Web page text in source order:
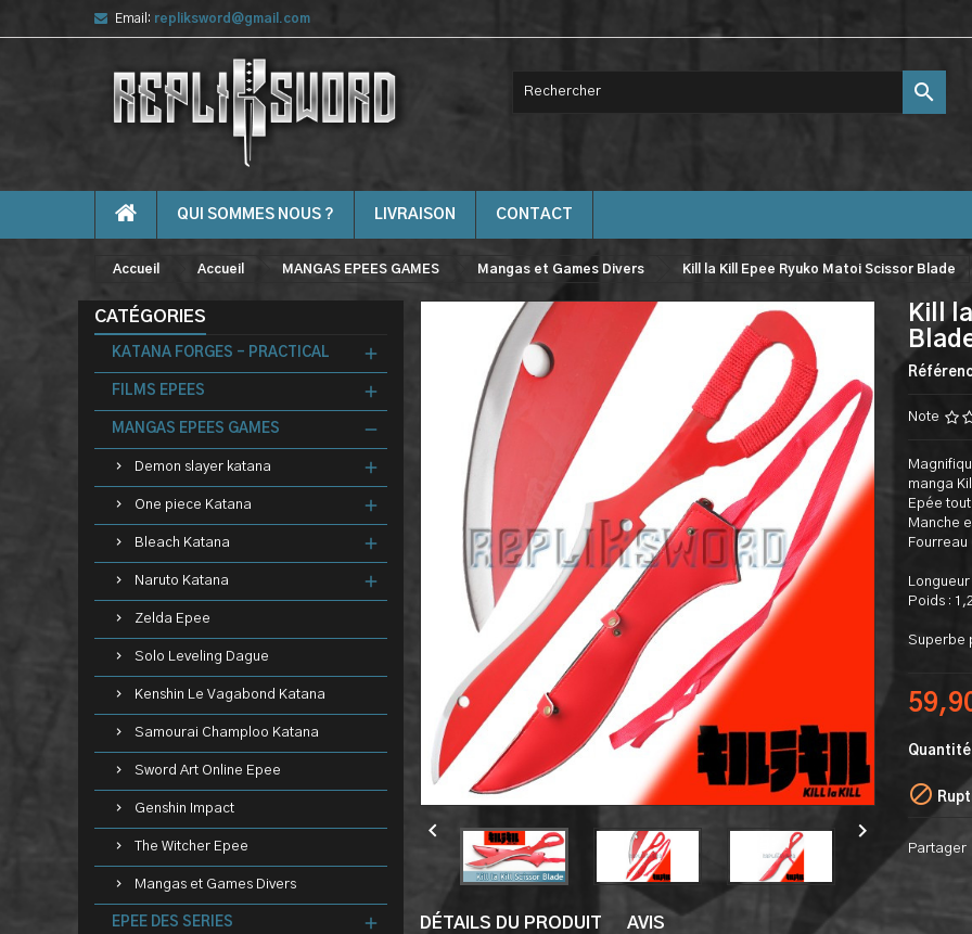
Email: repliksword@gmail.com

QUI SOMMES NOUS ? LIVRAISON CONTACT
Accueil Accueil MANGAS EPEES GAMES Mangas et Games Divers Kill la Kill Epee Ryuko Matoi Scissor Blade
CATÉGORIES
KATANA FORGES - PRACTICAL
FILMS EPEES
MANGAS EPEES GAMES
Demon slayer katana
One piece Katana
Bleach Katana
Naruto Katana
Zelda Epee
Solo Leveling Dague
Kenshin Le Vagabond Katana
Samourai Champloo Katana
Sword Art Online Epee
Genshin Impact
The Witcher Epee
Mangas et Games Divers
EPEE DES SERIES
 
Kill
Note
manga
Epée
Manche
Fourreau
Poids :
Superbe
Quantité

Partager
DÉTAILS DU PRODUIT AVIS